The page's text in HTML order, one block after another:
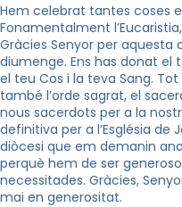
Hem celebrat tantes coses
Fonamentalment
Gràcies Senyor per aquesta
diumenge. Ens has donat el
el teu Cos i la teva Sang.
també l’orde sagrat, el
nous sacerdots per a la
definitiva per a l’Església de
diòcesi que em demanin
perquè hem de ser
necessitades. Gràcies,
mai en generositat.